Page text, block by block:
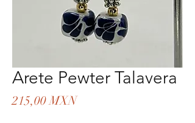
Arete Pewter Talavera
215,00 MXNPrecio